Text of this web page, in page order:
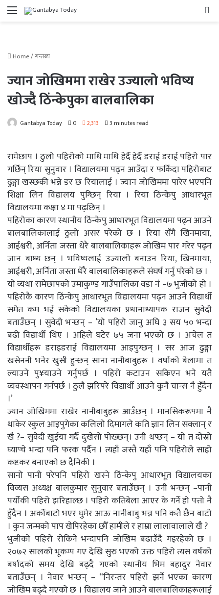
Menu
Home/गन्तब्य
ज्यान जोखिममा राखेर उज्यालो भविष्य
खोज्दै ठिंन्केपुका बालबालिका
Gantabya Today 0 2,313 3 minutes read
रामेछाप । ठुलो पहिरोको माथि माथि हेर्दै हेर्दै डराई डराई पहिरो पार
गर्छिन् रिया सुनुवार । विद्यालयमा पढ्न आउँदा र फर्किदा पहिरोबाट
ढुङ्गा खस्छकी भन्ने डर छ रियालाई । ज्यान जोखिममा पारेर भएपनि
शिक्षा लिन विद्यालय पुग्छिन् रिया । रिया ठिंन्केपु आधारभूत
विद्यालयमा कक्षा ४ मा पढ्छिन् ।
पहिरोका कारण स्थानीय ठिंन्केपु आधारभूत विद्यालयमा पढ्न आउने
बालबालिकालाई ठुलो असर परेको छ । रिया सँगै खिनमाया,
आईश्वरी, अर्निता जस्ता धेरै बालबालिकाहरू जोखिम पार गरेर पढ्न
जान बाध्य छन् । भविष्यलाई उज्यालो बनाउन रिया, खिनमाया,
आईश्वरी, अर्निता जस्ता धेरै बालबालिकाहरूले संघर्ष गर्नु परेको छ ।
यो व्यथा रामेछापको उमाकुण्ड गाउँपालिका वडा नं –७ भुजीको हो ।
पहिरोकै कारण ठिंन्केपु आधारभूत विद्यालयमा पढ्न आउने विद्यार्थी
समेत कम भई सकेको विद्यालयका प्रधानाध्यापक राजन सुवेदी
बताउँछन् । सुवेदी भन्छन् – ’यो पहिरो जानु अघि ३ सय ५० भन्दा
बढी विद्यार्थी थिए । अहिले घटेर ७५ जना भएको छ । अचेल त
विद्यार्थीहरू डराइडराई विद्यालयमा आइपुग्छन् । सर आज ढुङ्गा
खसेननी भनेर खुसी हुन्छन् साना नानीबाबुहरू । वर्षाको बेलामा त
ल्याउने पु¥याउने गर्नुपर्छ । पहिरो कटाउन सकिएन भने यतै
व्यवस्थापन गर्नपर्छ । ठुलै झरिपरे विद्यार्थी आउने कुनै चान्स नै हुँदैन
।’
ज्यान जोखिममा राखेर नानीबाबुहरू आउँछन् । मानसिकरूपमा नै
थाकेर स्कुल आइपुगेका कलिलो दिमागले कति ज्ञान लिन सक्लान् र
खै ?– सुवेदी खुईया गर्दै दुखेसो पोख्छन्। उनी थप्छन् – यो त दोस्रो
घ्याप्चे भन्दा पनि फरक पर्दैन । त्यहाँ जस्तै यहाँ पनि पहिरोले साह्रो
कष्टकर बनाएको छ दैनिकी ।
सानो पानी परेपनि पहिरो खस्ने ठिंन्केपु आधारभूत विद्यालयका
विव्यस अध्यक्ष बालकुमार सुनुवार बताउँछन् । उनी भन्छन् –पानी
पर्योकी पहिरो झरिहाल्छ । पहिरो कतिबेला आएर के गर्ने हो पत्तो नै
हुँदैन । अर्कोबाटो भएर घुमेर आऊ नानीबाबु भन्न पनि कतै छैन बाटो
। कुन जन्मको पाप खेपिरहेका छौँ हामीले र हाम्रा लालावालाले खै ?
भुजीको पहिरो रोकिने भन्दापनि जोखिम बढाउँदै गइरहेको छ ।
२०७२ सालको भूकम्प गए देखि सुरु भएको उक्त पहिरो त्यस वर्षको
बर्षादको समय देखि बढ्दै गएको स्थानीय भिम बहादुर नेवार
बताउँछन् । नेवार भन्छन् – “निरन्तर पहिरो झर्ने भएका कारण
जोखिम बढ्दै गएको छ । विद्यालय जाने आउने बालबालिकाहरूलाई